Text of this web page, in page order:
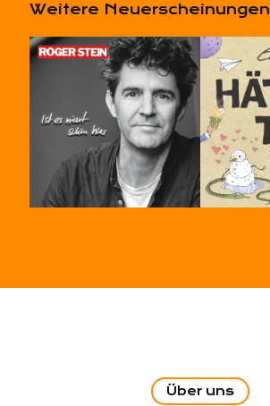
Weitere Neuerscheinungen
Über uns